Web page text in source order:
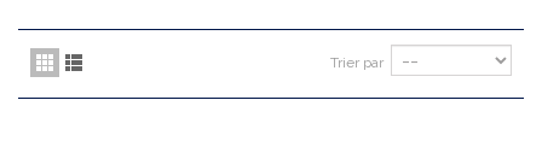
Trier par